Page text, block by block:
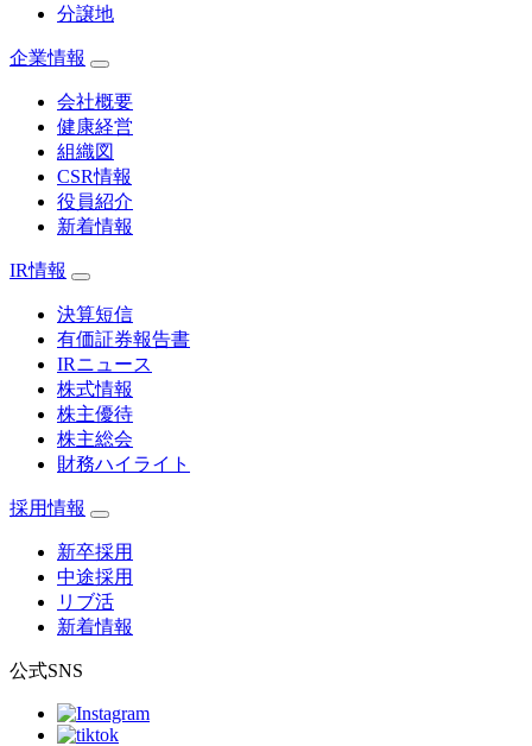
分譲地
企業情報
会社概要
健康経営
組織図
CSR情報
役員紹介
新着情報
IR情報
決算短信
有価証券報告書
IRニュース
株式情報
株主優待
株主総会
財務ハイライト
採用情報
新卒採用
中途採用
リブ活
新着情報
公式SNS